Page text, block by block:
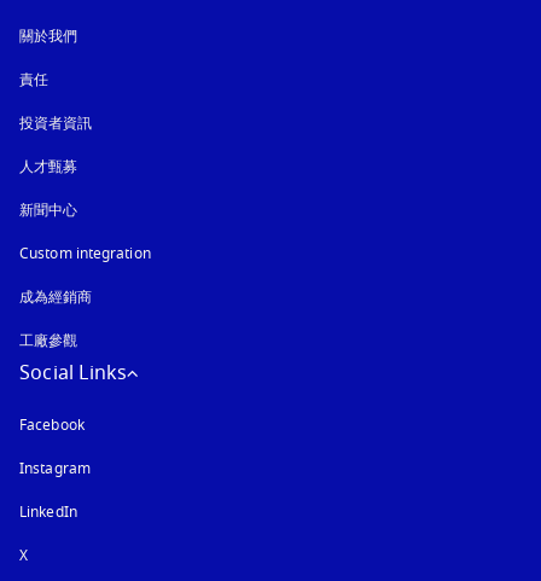
關於我們
責任
投資者資訊
人才甄募
新聞中心
Custom integration
成為經銷商
工廠參觀
Social Links
Facebook
Instagram以新標籤頁開啟
LinkedIn
X